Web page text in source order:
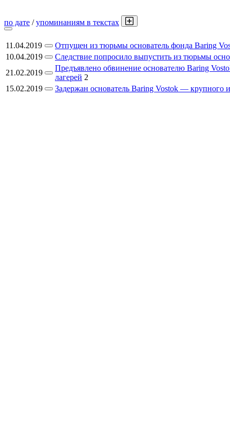
по дате /упоминаниям в текстах
11.04.2019
Отпущен из тюрьмы основатель фонда Baring
10.04.2019
Следствие попросило выпустить из тюрьмы
21.02.2019
Предъявлено обвинение основателю Baring
лагерей 2
15.02.2019
Задержан основатель Baring Vostok — крупного